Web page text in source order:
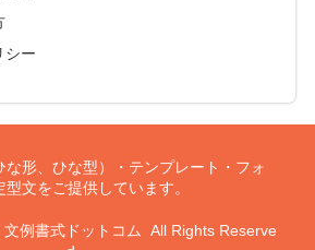
シー
な形、ひな型）・テンプレート・フォ
文をご提供しています。
文例書式ドットコム
All Rights Reserve